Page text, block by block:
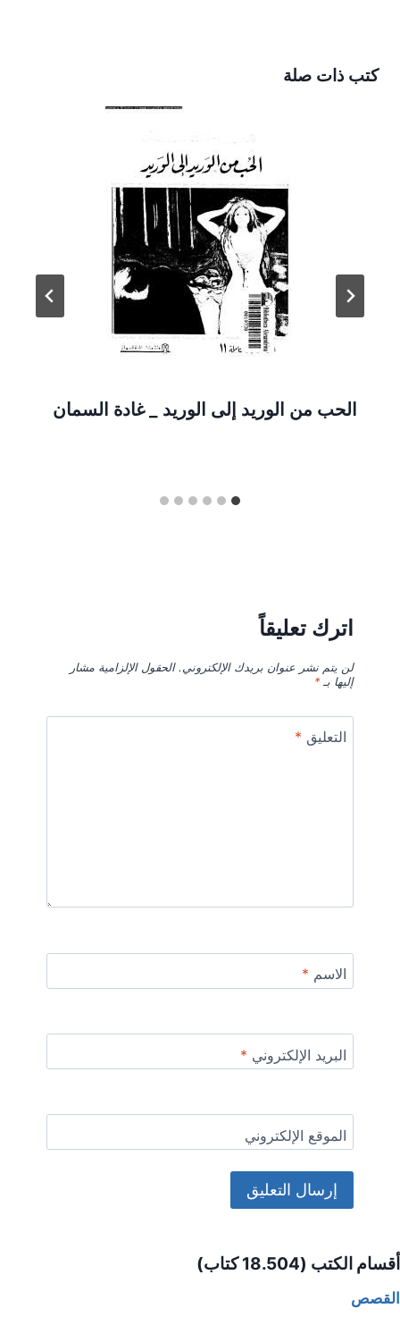
كتب ذات صلة
الحب من الوريد إلى الوريد _ غادة السمان
اترك تعليقاً
لن يتم نشر عنوان بريدك الإلكتروني. الحقول الإلزامية مشار
إليها بـ*
التعليق *
الاسم *
البريد الإلكتروني *
الموقع الإلكتروني
أقسام الكتب (18.504 كتاب)
القصص